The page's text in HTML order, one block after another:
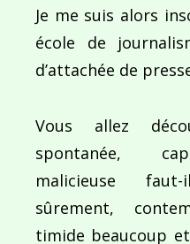
Je me suis alors
école de
d’attachée de
Vous allez
spontanée,
malicieuse
sûrement,
timide beaucoup